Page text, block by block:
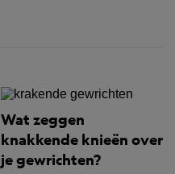
Wat zeggen
knakkende knieën over
je gewrichten?